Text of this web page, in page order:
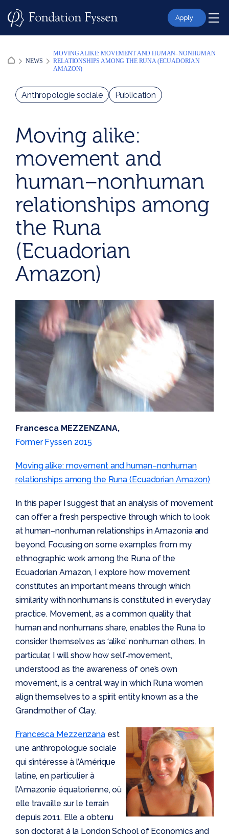
Apply
NEWS
MOVING ALIKE: MOVEMENT AND HUMAN–NONHUMAN
RELATIONSHIPS AMONG THE RUNA (ECUADORIAN
AMAZON)
Anthropologie sociale Publication
Moving alike:
movement and
human–nonhuman
relationships among
the Runa
(Ecuadorian
Amazon)
Francesca MEZZENZANA,
Former Fyssen 2015
Moving alike: movement and human–nonhuman
relationships among the Runa (Ecuadorian Amazon)
In this paper I suggest that an analysis of movement
can offer a fresh perspective through which to look
at human–nonhuman relationships in Amazonia and
beyond. Focusing on some examples from my
ethnographic work among the Runa of the
Ecuadorian Amazon, I explore how movement
constitutes an important means through which
similarity with nonhumans is constituted in everyday
practice. Movement, as a common quality that
human and nonhumans share, enables the Runa to
consider themselves as ‘alike’ nonhuman others. In
particular, I will show how self‐movement,
understood as the awareness of one’s own
movement, is a central way in which Runa women
align themselves to a spirit entity known as a the
Grandmother of Clay.
Francesca Mezzenzana est
une anthropologue sociale
qui s’intéresse à l’Amérique
latine, en particulier à
l’Amazonie équatorienne, où
elle travaille sur le terrain
depuis 2011. Elle a obtenu
son doctorat à la London School of Economics and